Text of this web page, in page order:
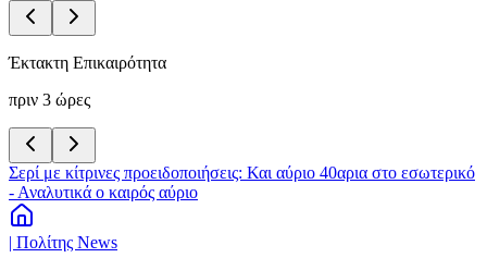
Έκτακτη Επικαιρότητα
πριν 3 ώρες
Σερί με κίτρινες προειδοποιήσεις: Και αύριο 40αρια στο εσωτερικό
- Αναλυτικά ο καιρός αύριο
| Πολίτης News